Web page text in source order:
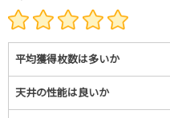
平均獲得枚数は多いか
天井の性能は良いか